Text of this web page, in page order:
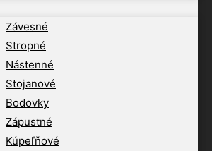
Závesné
Stropné
Nástenné
Stojanové
Bodovky
Zápustné
Kúpeľňové